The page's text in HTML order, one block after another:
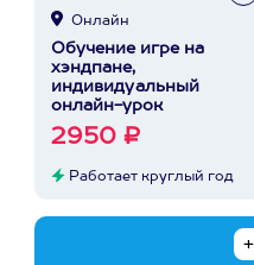
Онлайн
Обучение игре на
хэндпане,
индивидуальный
онлайн-урок
2950 ₽
Работает круглый год